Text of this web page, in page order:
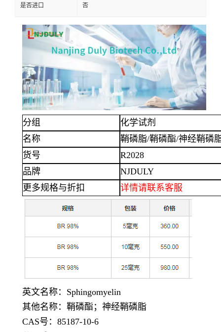
是否进口 否
分组
化学试剂
名称
鞘磷脂/鞘磷酯/神经鞘磷
货号
R2028
品牌
NJDULY
更多规格与折扣
详情请联系客服
英文名称： Sphingomyelin
其他名称：鞘磷酯；神经鞘磷脂
CAS号：85187-10-6